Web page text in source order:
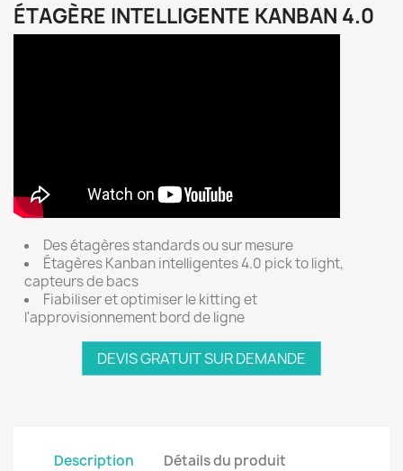
ÉTAGÈRE INTELLIGENTE KANBAN 4.0
Des étagères standards ou sur mesure
Étagères Kanban intelligentes 4.0 pick to light,
capteurs de bacs
Fiabiliser et optimiser le kitting et
l'approvisionnement bord de ligne
DEVIS GRATUIT SUR DEMANDE
Description
Détails du produit